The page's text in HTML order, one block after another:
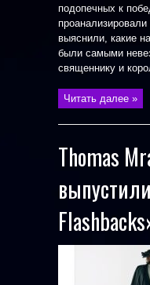
подопечных к
выяснили, какие
были самыми
священнику и
Читать далее »
Thomas